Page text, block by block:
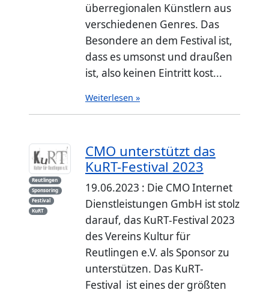
überregionalen Künstlern aus
verschiedenen Genres. Das
Besondere an dem Festival ist,
dass es umsonst und draußen
ist, also keinen Eintritt kost...
Weiterlesen »
Reutlingen
Sponsoring
Festival
KuRT
CMO unterstützt das
KuRT-Festival 2023
19.06.2023 : Die CMO Internet
Dienstleistungen GmbH ist stolz
darauf, das KuRT-Festival 2023
des Vereins Kultur für
Reutlingen e.V. als Sponsor zu
unterstützen. Das KuRT-
Festival ist eines der größten